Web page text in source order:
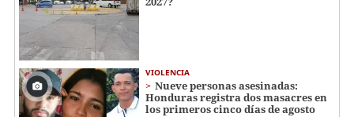
VIOLENCIA
Nueve personas asesinadas:
Honduras registra dos masacres en
los primeros cinco días de agosto